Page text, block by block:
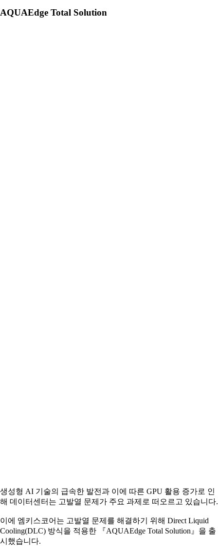
AQUAEdge Total Solution
생성형 AI 기술의 급속한 발전과 이에 따른 GPU 활용 증가로 인
해 데이터센터는 고발열 문제가 주요 과제로 떠오르고 있습니다.
이에 엠키스코어는 고발열 문제를 해결하기 위해 Direct Liquid
Cooling(DLC) 방식을 적용한 『AQUAEdge Total Solution』을 출
시했습니다.